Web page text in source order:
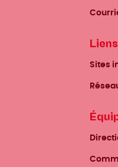
Liens
Sites